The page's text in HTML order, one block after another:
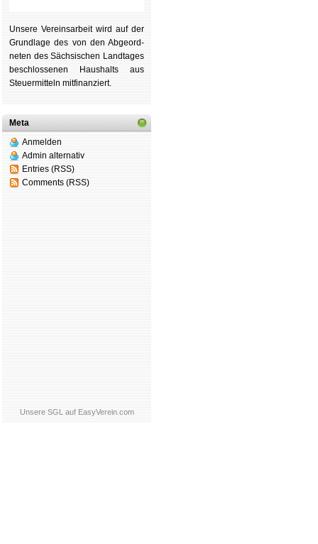
Unsere Ver­eins­ar­beit wird auf der
Grund­lage des von den Ab­ge­ord­
ne­ten des Säch­si­schen Land­tages
be­schlos­se­nen Haus­halts aus
Steu­er­mitteln mit­fi­nan­ziert.
Meta
Anmelden
Admin alternativ
Entries (RSS)
Comments (RSS)
Unsere SGL auf EasyVerein.com